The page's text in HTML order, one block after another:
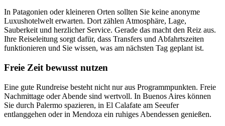
In Patagonien oder kleineren Orten sollten Sie keine anonyme
Luxushotelwelt erwarten. Dort zählen Atmosphäre, Lage,
Sauberkeit und herzlicher Service. Gerade das macht den Reiz aus.
Ihre Reiseleitung sorgt dafür, dass Transfers und Abfahrtszeiten
funktionieren und Sie wissen, was am nächsten Tag geplant ist.
Freie Zeit bewusst nutzen
Eine gute Rundreise besteht nicht nur aus Programmpunkten. Freie
Nachmittage oder Abende sind wertvoll. In Buenos Aires können
Sie durch Palermo spazieren, in El Calafate am Seeufer
entlanggehen oder in Mendoza ein ruhiges Abendessen genießen.